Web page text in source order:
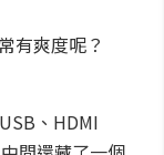
有爽度呢？
、HDMI